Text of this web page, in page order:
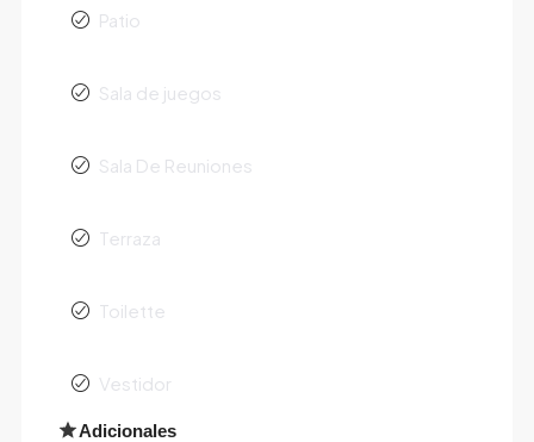
Patio
Sala de juegos
Sala De Reuniones
Terraza
Toilette
Vestidor
Adicionales